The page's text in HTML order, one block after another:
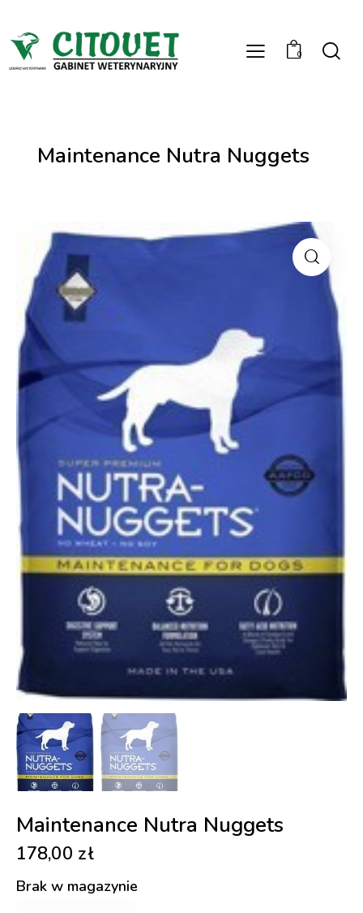
0
Maintenance Nutra Nuggets
Maintenance Nutra Nuggets
178,00 zł
Brak w magazynie